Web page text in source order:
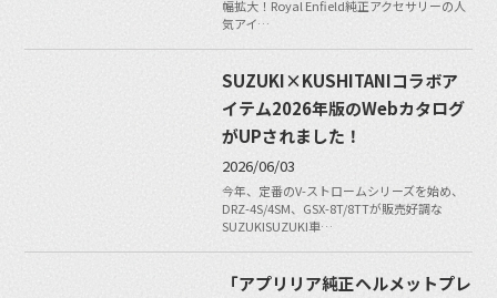
幅拡大！Royal Enfield純正アクセサリーの人
気アイ…
SUZUKI×KUSHITANIコラボア
イテム2026年版のWebカタログ
がUPされました！
2026/06/03
今年、定番のV-ストロームシリーズを始め、
DRZ-4S/4SM、GSX-8T/8TTが販売好調な
SUZUKISUZUKI車…
「アプリリア純正ヘルメットプレ